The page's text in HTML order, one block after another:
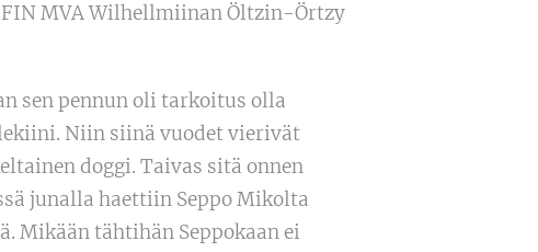
FIN MVA Wilhellmiinan Öltzin-Örtzy
sen pennun oli tarkoitus olla
Niin siinä vuodet vierivät
doggi. Taivas sitä onnen
junalla haettiin Seppo Mikolta
Mikään tähtihän Seppokaan ei